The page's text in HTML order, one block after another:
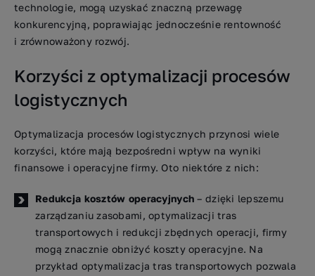
technologie, mogą uzyskać znaczną przewagę
konkurencyjną, poprawiając jednocześnie rentowność
i zrównoważony rozwój.
Korzyści z optymalizacji procesów
logistycznych
Optymalizacja procesów logistycznych przynosi wiele
korzyści, które mają bezpośredni wpływ na wyniki
finansowe i operacyjne firmy. Oto niektóre z nich:
Redukcja kosztów operacyjnych– dzięki lepszemu
zarządzaniu zasobami, optymalizacji tras
transportowych i redukcji zbędnych operacji, firmy
mogą znacznie obniżyć koszty operacyjne. Na
przykład optymalizacja tras transportowych pozwala